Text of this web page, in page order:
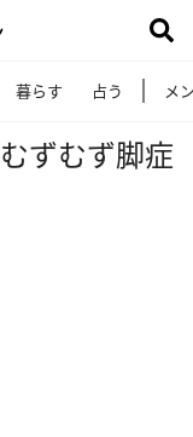
暮らす 占う メ
ずむず脚症